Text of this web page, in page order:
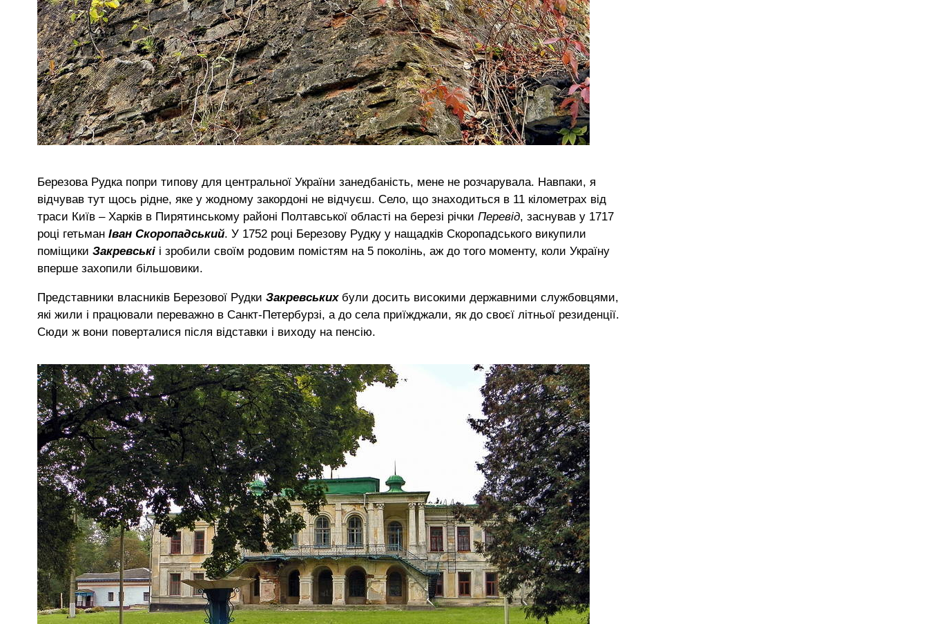
Березова Рудка попри типову для центральної України занедбаність, мене не розчарувала. Навпаки, я
відчував тут щось рідне, яке у жодному закордоні не відчуєш. Село, що знаходиться в 11 кілометрах від
траси Київ – Харків в Пирятинському районі Полтавської області на березі річки Перевід, заснував у 1717
році гетьман Іван Скоропадський. У 1752 році Березову Рудку у нащадків Скоропадського викупили
поміщики Закревські і зробили своїм родовим помістям на 5 поколінь, аж до того моменту, коли Україну
вперше захопили більшовики.
Представники власників Березової Рудки Закревських були досить високими державними службовцями,
які жили і працювали переважно в Санкт-Петербурзі, а до села приїжджали, як до своєї літньої резиденції.
Сюди ж вони поверталися після відставки і виходу на пенсію.